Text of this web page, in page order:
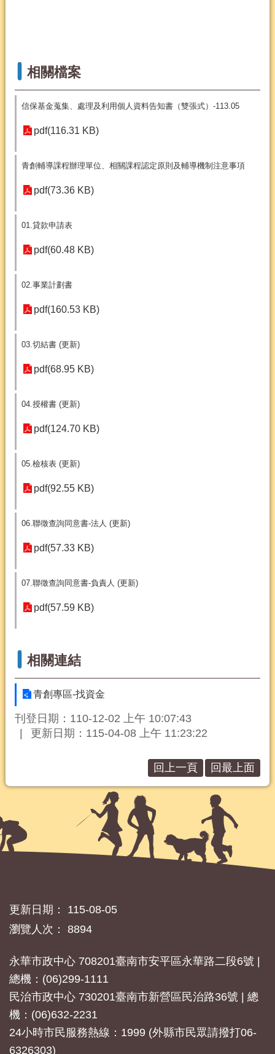
相關檔案
信保基金蒐集、處理及利用個人資料告知書（雙張式）-113.05
pdf(116.31 KB)
青創輔導課程辦理單位、相關課程認定原則及輔導機制注意事項
pdf(73.36 KB)
01.貸款申請表
pdf(60.48 KB)
02.事業計劃書
pdf(160.53 KB)
03.切結書 (更新)
pdf(68.95 KB)
04.授權書 (更新)
pdf(124.70 KB)
05.檢核表 (更新)
pdf(92.55 KB)
06.聯徵查詢同意書-法人 (更新)
pdf(57.33 KB)
07.聯徵查詢同意書-負責人 (更新)
pdf(57.59 KB)
相關連結
青創專區-找資金
刊登日期：110-12-02 上午 10:07:43
更新日期：115-04-08 上午 11:23:22
回上一頁 回最上面
更新日期：
115-08-05
瀏覽人次：
8894
永華市政中心 708201臺南市安平區永華路二段6號 |
總機：(06)299-1111
民治市政中心 730201臺南市新營區民治路36號 | 總
機：(06)632-2231
24小時市民服務熱線：1999 (外縣市民眾請撥打06-
6326303)